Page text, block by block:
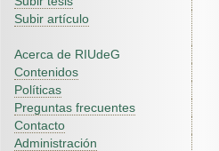
Subir artículo
Acerca de RIUdeG
Contenidos
Políticas
Preguntas frecuentes
Contacto
Administración